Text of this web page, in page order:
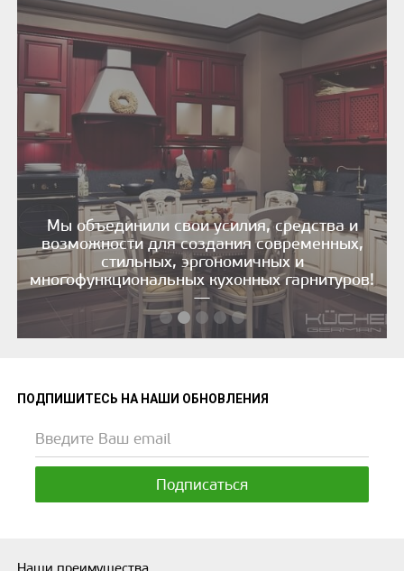
Мы объединили свои усилия, средства и
возможности для создания современных,
стильных, эргономичных и
многофункциональных кухонных гарнитуров!
—
ПОДПИШИТЕСЬ НА НАШИ ОБНОВЛЕНИЯ